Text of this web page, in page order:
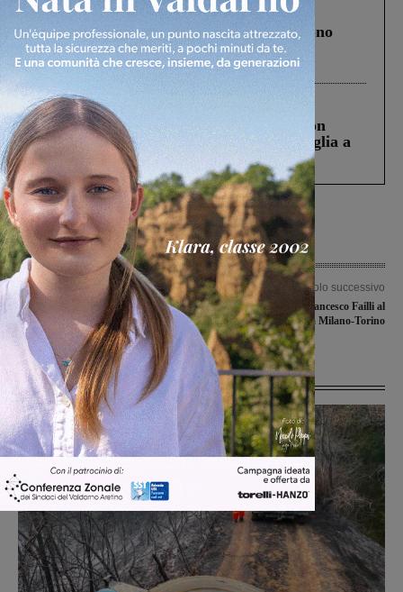
Cronaca 4 Agosto 2026
Un anno fa la strage in A1 in cui morirono
Gianni, Giulia e Franco. Lo schianto, il
processo, lo stop ai sorpassi fra tir....
Cronaca 3 Agosto 2026
Scomparso da una struttura di Castiglion
Fiorentino l’uomo che aveva ucciso la figlia a
Levane nel 2020
Articolo precedente
Bis di Martina Falagiani: titolo
regionale e rappresentativa toscana
Articolo successivo
Rinaldo Nocentini e Francesco Failli al
via della Milano-Torino
Ultime Notizie